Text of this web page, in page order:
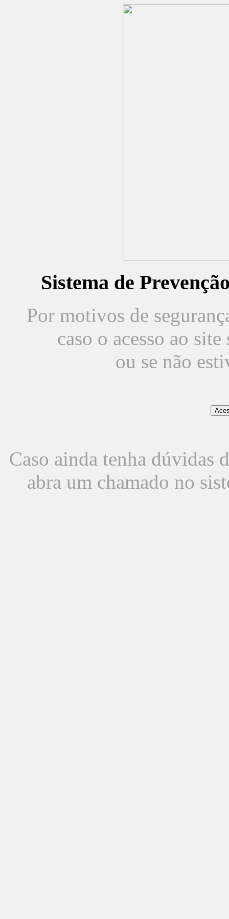
Sistema de
Por motivos de
caso o acesso ao
ou se não
Caso ainda tenha dúvidas
abra um chamado no